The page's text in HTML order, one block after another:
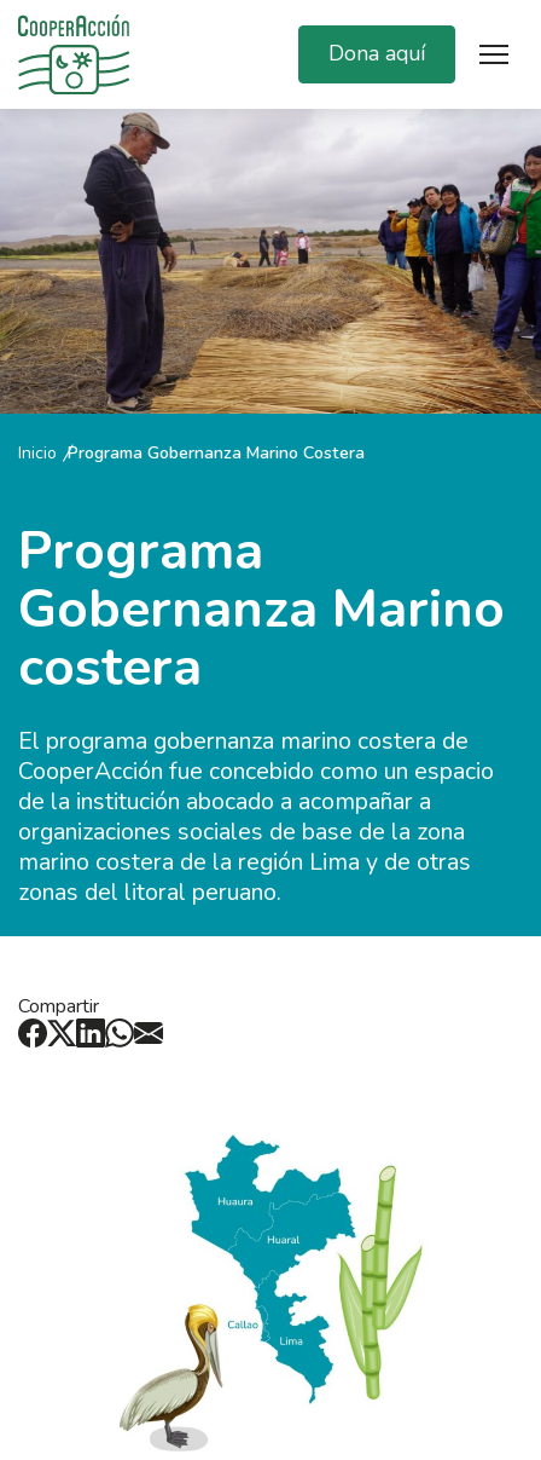
Dona aquí
Inicio Programa Gobernanza Marino Costera
Programa
Gobernanza Marino
costera
El programa gobernanza marino costera de
CooperAcción fue concebido como un espacio
de la institución abocado a acompañar a
organizaciones sociales de base de la zona
marino costera de la región Lima y de otras
zonas del litoral peruano.
Compartir